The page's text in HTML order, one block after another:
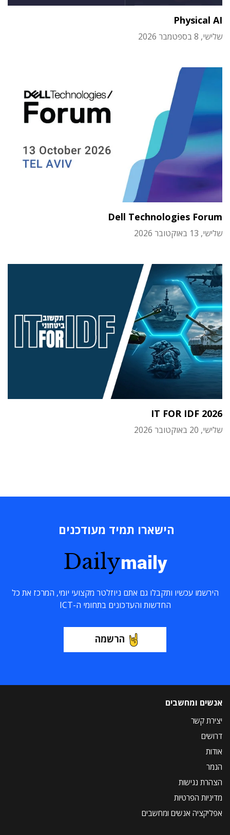
Physical AI
שלישי, 8 בספטמבר 2026
Dell Technologies Forum
שלישי, 13 באוקטובר 2026
IT FOR IDF 2026
שלישי, 20 באוקטובר 2026
הישארו תמיד מעודכנים
Dailymaily
הירשמו עכשיו ותקבלו גם אתם ניוזלטר מקצועי יומי, המרכז את כל
החדשות והעדכונים בתחומי ה-ICT
הרשמה
אנשים ומחשבים
יצירת קשר
דרושים
אודות
הנמר
הצהרת נגישות
מדיניות הפרטיות
אפליקציה אנשים ומחשבים